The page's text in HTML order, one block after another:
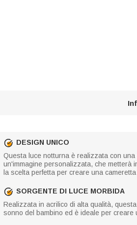
DESIGN UNICO
Questa luce notturna è realizzata con
un'immagine personalizzata, che metterà
la scelta perfetta per creare una
SORGENTE DI LUCE MORBIDA
Realizzata in acrilico di alta qualità,
sonno del bambino ed è ideale per